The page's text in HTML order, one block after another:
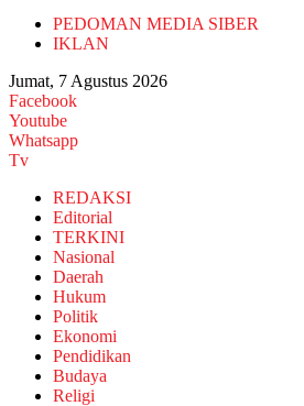
PEDOMAN MEDIA SIBER
IKLAN
Jumat, 7 Agustus 2026
Facebook
Youtube
Whatsapp
Tv
REDAKSI
Editorial
TERKINI
Nasional
Daerah
Hukum
Politik
Ekonomi
Pendidikan
Budaya
Religi